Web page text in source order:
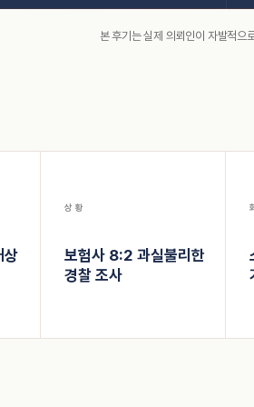
본 후기는 실제 의뢰인이 자발적으
상
상황
보험사 8:2 과실불리한
경찰 조사